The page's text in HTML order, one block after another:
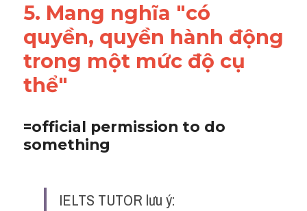
5. Mang nghĩa "có
quyền, quyền hành động
trong một mức độ cụ
thể"
=official permission to do
something
IELTS TUTOR lưu ý: